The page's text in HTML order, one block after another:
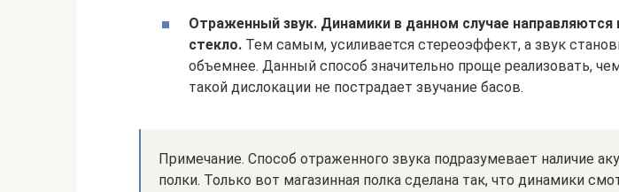
Отраженный звук. Динамики в данном случае направляются
стекло. Тем самым, усиливается стереоэффект, а звук
объемнее. Данный способ значительно проще реализовать,
такой дислокации не пострадает звучание басов.
Примечание. Способ отраженного звука подразумевает наличие
полки. Только вот магазинная полка сделана так, что динамики